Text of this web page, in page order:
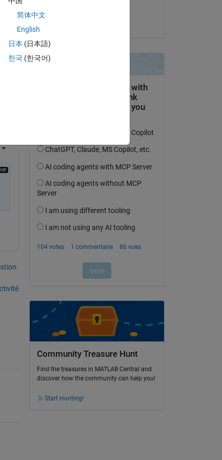
Community Treasure Hunt
Find the treasures in MATLAB Central and
discover how the community can help you!
Start Hunting!
简体中文
English
日本 (日本語)
한국 (한국어)